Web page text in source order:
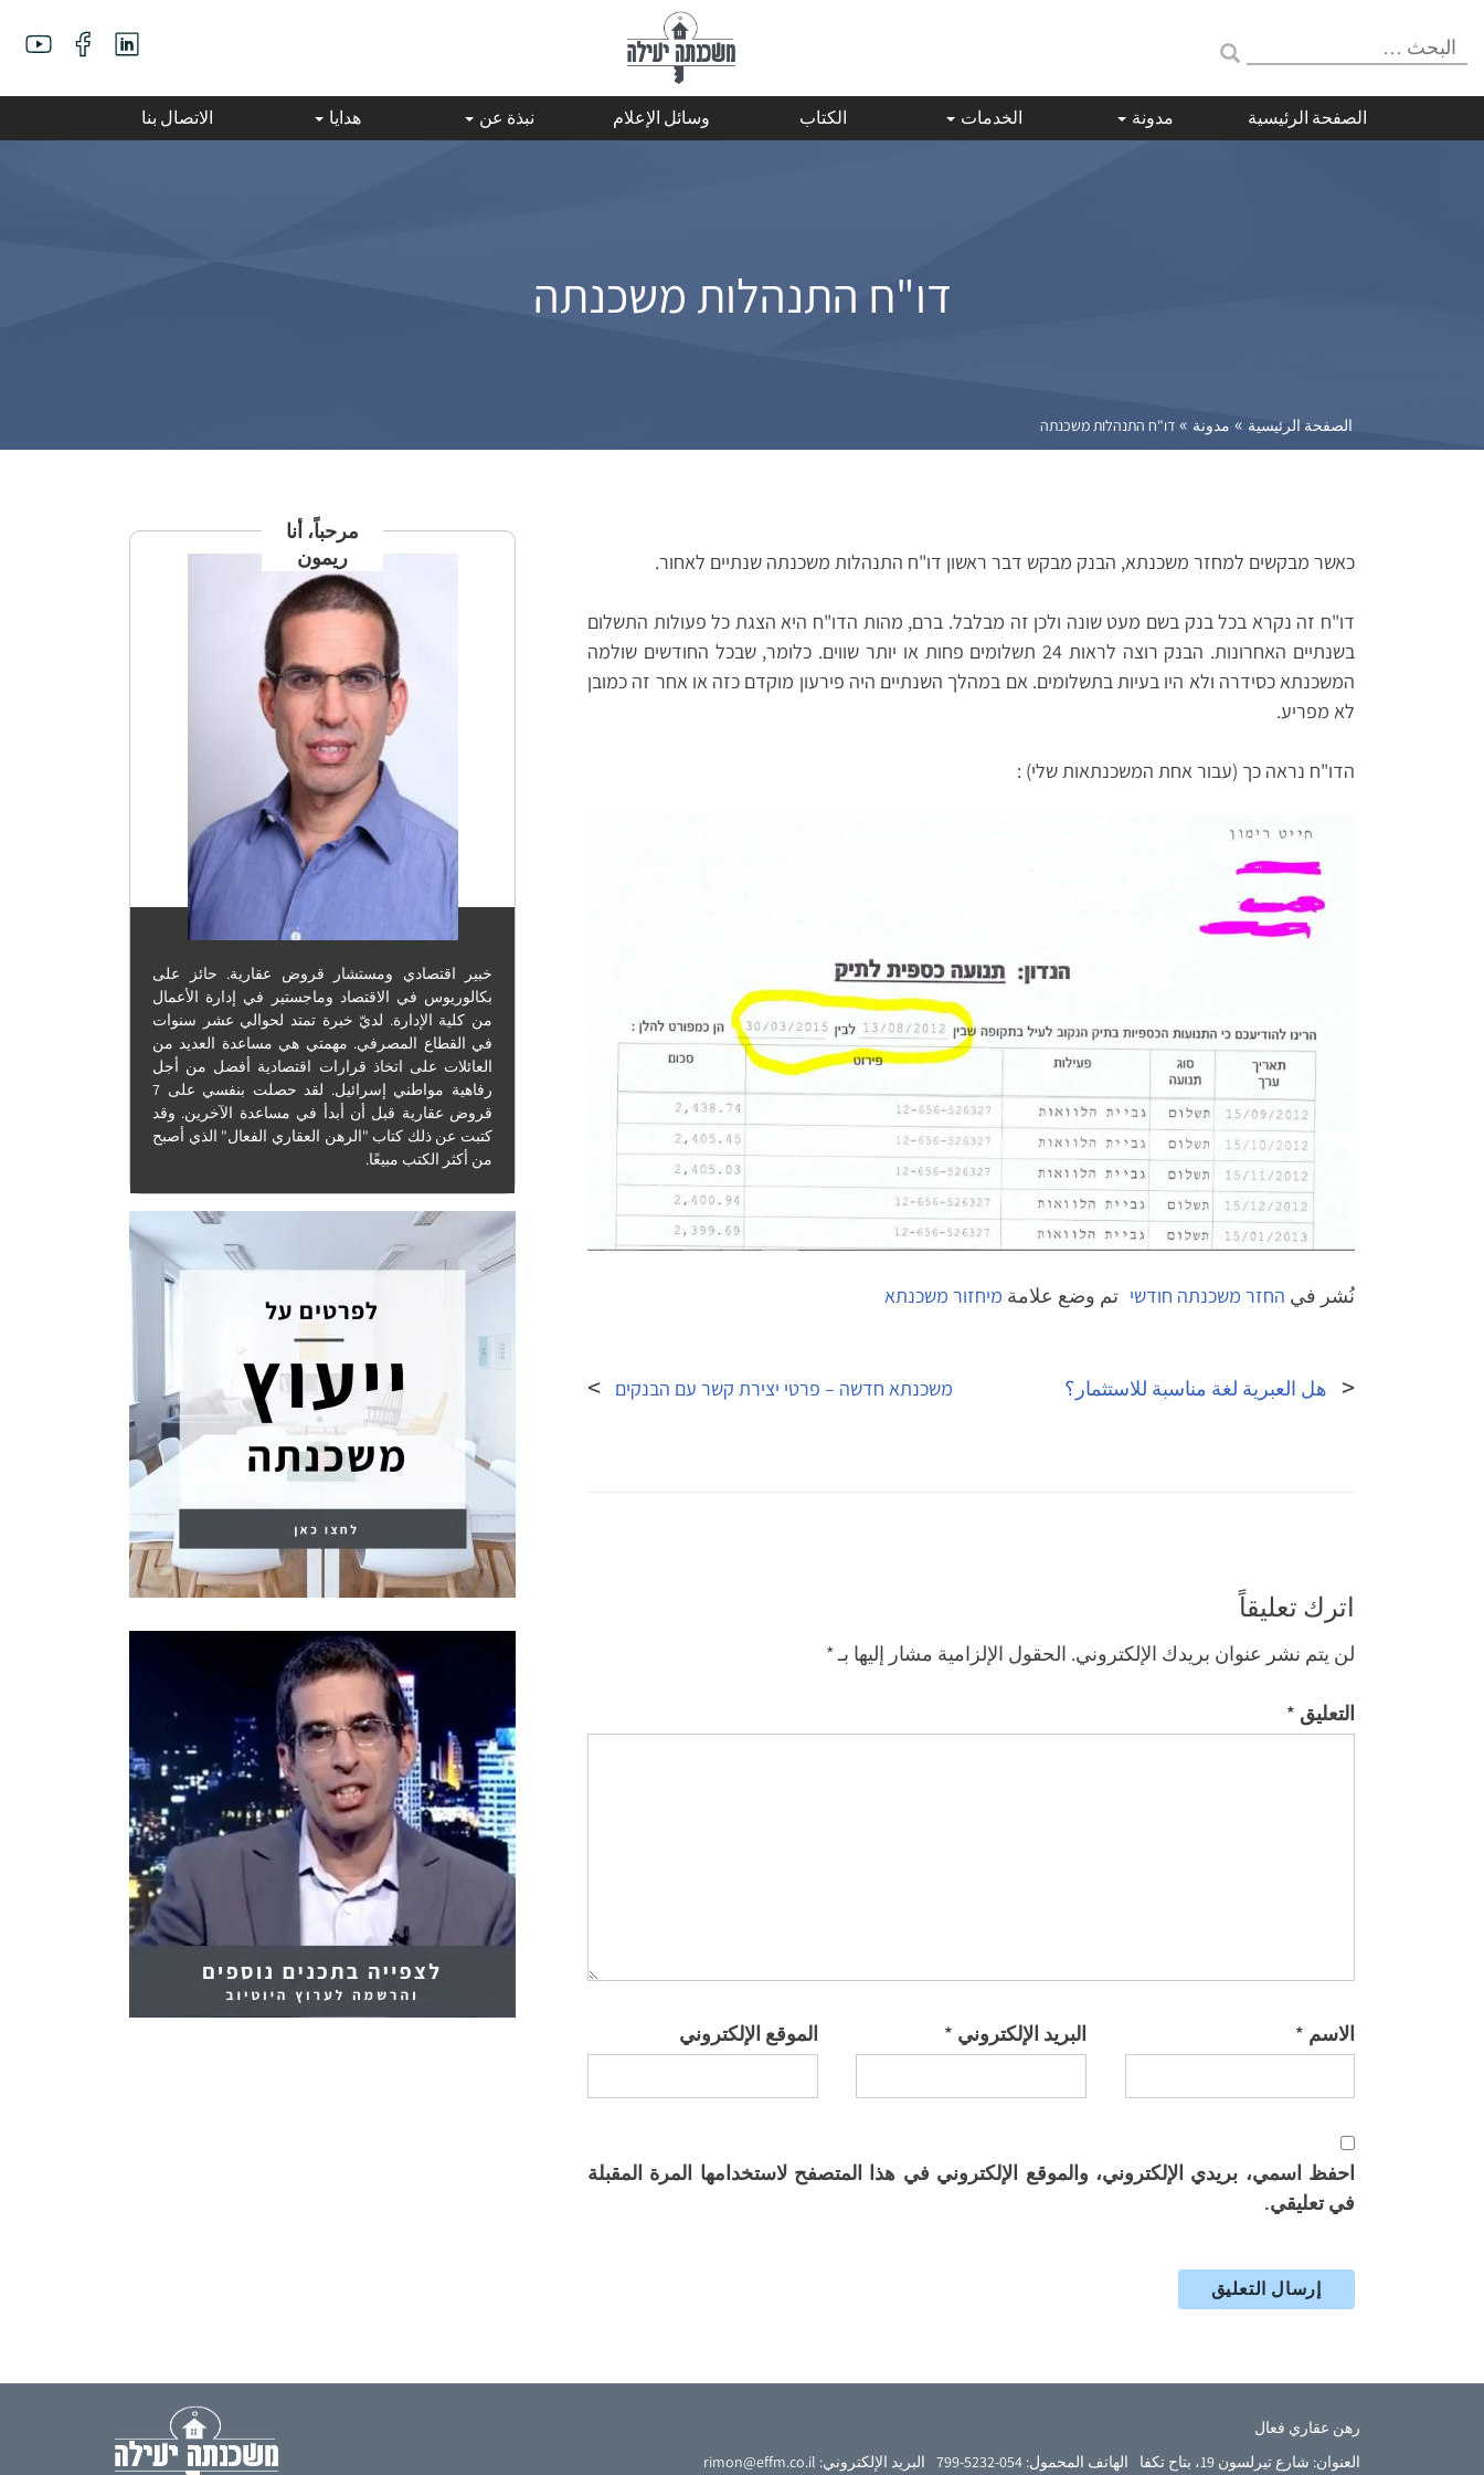
البحث:
الصفحة الرئيسية مدونة الخدمات الكتاب وسائل الإعلام نبذة عن هدايا الاتصال بنا
דו"ח התנהלות משכנתה
الصفحة الرئيسية » مدونة »דו"ח התנהלות משכנתה
כאשר מבקשים למחזר משכנתא, הבנק מבקש דבר ראשון דו"ח התנהלות משכנתה שנתיים לאחור.
דו"ח זה נקרא בכל בנק בשם מעט שונה ולכן זה מבלבל. ברם, מהות הדו"ח היא הצגת כל פעולות התשלום
בשנתיים האחרונות. הבנק רוצה לראות 24 תשלומים פחות או יותר שווים. כלומר, שבכל החודשים שולמה
המשכנתא כסידרה ולא היו בעיות בתשלומים. אם במהלך השנתיים היה פירעון מוקדם כזה או אחר זה כמובן
לא מפריע.
הדו"ח נראה כך (עבור אחת המשכנתאות שלי) :
نُشر في החזר משכנתה חודשי تم وضع علامة מיחזור משכנתא
المقالات
هل العبرية لغة مناسبة للاستثمار؟ משכנתא חדשה – פרטי יצירת קשר עם הבנקים
اترك تعليقاً
لن يتم نشر عنوان بريدك الإلكتروني. الحقول الإلزامية مشار إليها بـ*
التعليق *
الاسم * البريد الإلكتروني * الموقع الإلكتروني
احفظ اسمي، بريدي الإلكتروني، والموقع الإلكتروني في هذا المتصفح لاستخدامها المرة المقبلة
في تعليقي.
مرحباً، أنا
ريمون
خبير اقتصادي ومستشار قروض عقارية. حائز على
بكالوريوس في الاقتصاد وماجستير في إدارة الأعمال
من كلية الإدارة. لديّ خبرة تمتد لحوالي عشر سنوات
في القطاع المصرفي. مهمتي هي مساعدة العديد من
العائلات على اتخاذ قرارات اقتصادية أفضل من أجل
رفاهية مواطني إسرائيل. لقد حصلت بنفسي على 7
قروض عقارية قبل أن أبدأ في مساعدة الآخرين. وقد
كتبت عن ذلك كتاب "الرهن العقاري الفعال" الذي أصبح
من أكثر الكتب مبيعًا.
رهن عقاري فعال
العنوان: شارع تيرلسون 19، بتاح تكفا
الهاتف المحمول: 054-5232-799 البريد الإلكتروني: rimon@effm.co.il
English